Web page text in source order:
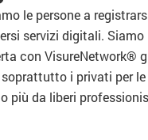
le persone a
servizi digitali.
con VisureNetwork®
i privati per le
più da liberi